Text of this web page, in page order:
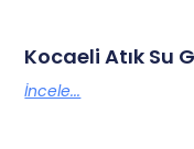
Kocaeli Atık Su
İncele...